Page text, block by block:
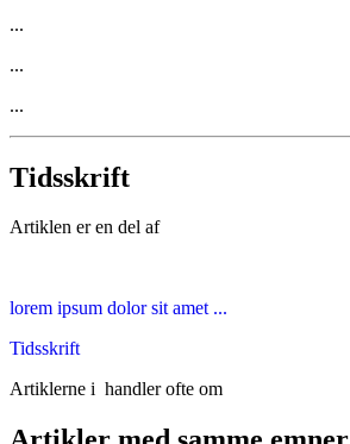
...
...
...
Tidsskrift
Artiklen er en del af
lorem ipsum dolor sit amet ...
Tidsskrift
Artiklerne i handler ofte om